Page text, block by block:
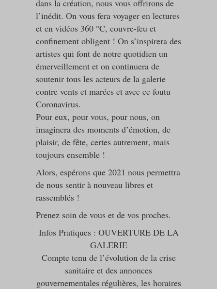
dans la création, nous vous offrirons de
l’inédit. On vous fera voyager en lectures
et en vidéos 360 °C, couvre-feu et
confinement obligent ! On s’inspirera des
artistes qui font de notre quotidien un
émerveillement et on continuera de
soutenir tous les acteurs de la galerie
contre vents et marées et avec ce foutu
Coronavirus.
Pour eux, pour vous, pour nous, on
imaginera des moments d’émotion, de
plaisir, de fête, certes autrement, mais
toujours ensemble !
Alors, espérons que 2021 nous permettra
de nous sentir à nouveau libres et
rassemblés !
Prenez soin de vous et de vos proches.
Infos Pratiques : OUVERTURE DE LA
GALERIE
Compte tenu de l’évolution de la crise
sanitaire et des annonces
gouvernementales régulières, les horaires